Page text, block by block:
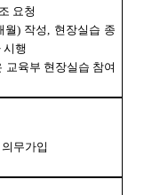
요청
월) 작성, 현장실습 종
시행
교육부 현장실습 참여
무가입